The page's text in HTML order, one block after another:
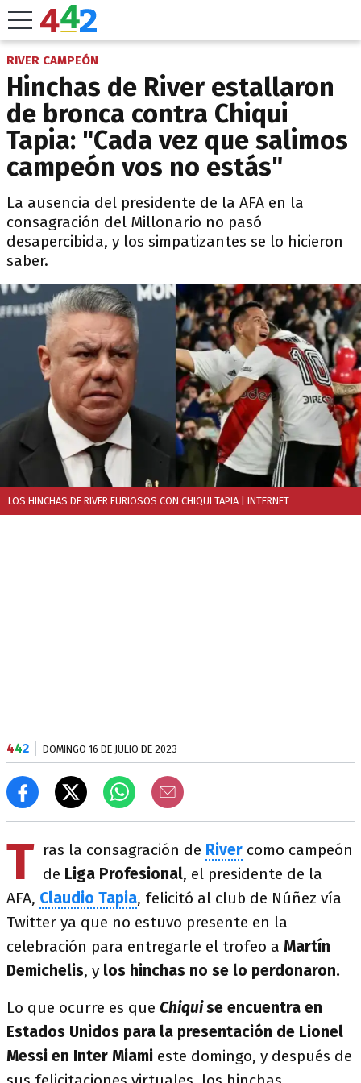
RIVER CAMPEÓN
Hinchas de River estallaron
de bronca contra Chiqui
Tapia: "Cada vez que salimos
campeón vos no estás"
La ausencia del presidente de la AFA en la
consagración del Millonario no pasó
desapercibida, y los simpatizantes se lo hicieron
saber.
LOS HINCHAS DE RIVER FURIOSOS CON CHIQUI TAPIA | INTERNET
442 DOMINGO 16 DE JULIO DE 2023
T ras la consagración de River como campeón
de Liga Profesional, el presidente de la
AFA, Claudio Tapia, felicitó al club de Núñez vía
Twitter ya que no estuvo presente en la
celebración para entregarle el trofeo a Martín
Demichelis, y los hinchas no se lo perdonaron.
Lo que ocurre es que Chiquise encuentra en
Estados Unidos para la presentación de Lionel
Messi en Inter Miami este domingo, y después de